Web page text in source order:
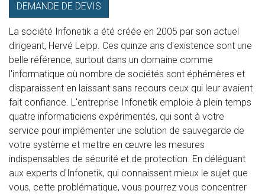
DEMANDE DE DEVIS
La société Infonetik a été créée en 2005 par son actuel
dirigeant, Hervé Leipp. Ces quinze ans d'existence sont une
belle référence, surtout dans un domaine comme
l'informatique où nombre de sociétés sont éphémères et
disparaissent en laissant sans recours ceux qui leur avaient
fait confiance. L'entreprise Infonetik emploie à plein temps
quatre informaticiens expérimentés, qui sont à votre
service pour implémenter une solution de sauvegarde de
votre système et mettre en œuvre les mesures
indispensables de sécurité et de protection. En déléguant
aux experts d'Infonetik, qui connaissent mieux le sujet que
vous, cette problématique, vous pourrez vous concentrer